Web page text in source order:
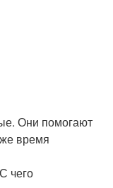
Они помогают
время